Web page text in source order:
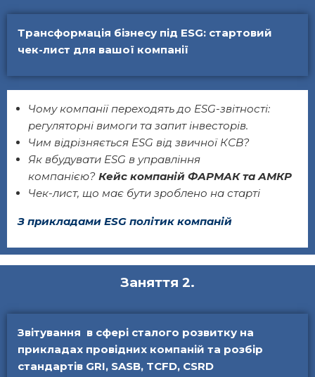
Трансформація бізнесу під ESG: стартовий
чек-лист для вашої компанії
Чому компанії переходять до ESG-звітності:
регуляторні вимоги та запит інвесторів.
Чим відрізняється ESG від звичної КСВ?
Як вбудувати ESG в управління
компанією? Кейс компаній ФАРМАК та АМКР
Чек-лист, що має бути зроблено на старті
З прикладами ESG політик компаній
Заняття 2.
Звітування в сфері сталого розвитку на
прикладах провідних компаній та розбір
стандартів GRI, SASB, TCFD, CSRD